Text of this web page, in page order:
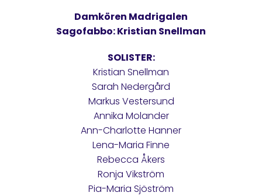
Damkören Madrigalen
Sagofabbo: Kristian Snellman
SOLISTER:
Kristian Snellman
Sarah Nedergård
Markus Vestersund
Annika Molander
Ann-Charlotte Hanner
Lena-Maria Finne
Rebecca Åkers
Ronja Vikström
Pia-Maria Sjöström